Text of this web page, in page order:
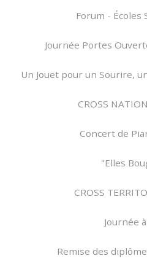
Forum - Écoles
Journée Portes
Un Jouet pour un Sourire,
CROSS
Concert de
"Elles
CROSS
Journée
Remise des